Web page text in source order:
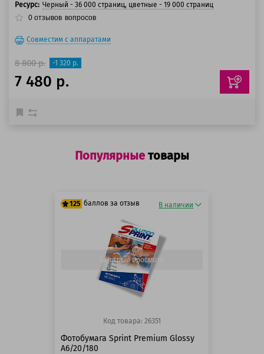
Ресурс: Черный - 36 000 страниц, цветные - 19 000 страниц
0 отзывов вопросов
Совместим с аппаратами
8 800 р. -1 320 р.
7 480 р.
Популярные товары
125 баллов за отзыв
125 баллов
125 баллов
В наличии
Быстрый просмотр
Код товара: 26351
Фотобумага Sprint Premium Glossy
A6/20/180